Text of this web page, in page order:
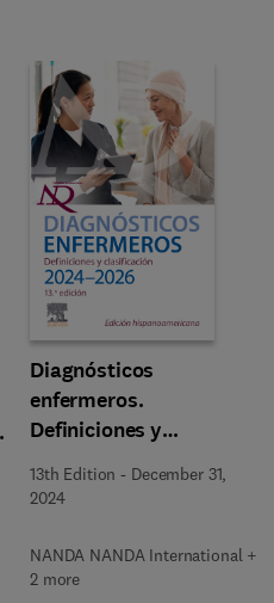
Diagnósticos
enfermeros.
Definiciones y
clasificación. 2024-
2026. Edición
13th Edition - December 31,
2024
NANDA NANDA International +
2 more